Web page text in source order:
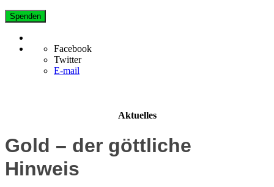
Spenden
Facebook
Twitter
E-mail
Aktuelles
Gold – der göttliche
Hinweis